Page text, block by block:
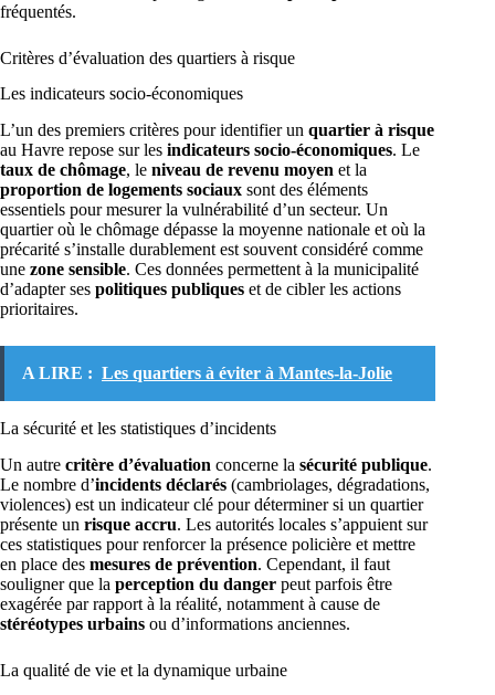
fréquentés.
Critères d’évaluation des quartiers à risque
Les indicateurs socio-économiques
L’un des premiers critères pour identifier un quartier à risque
au Havre repose sur les indicateurs socio-économiques. Le
taux de chômage, le niveau de revenu moyen et la
proportion de logements sociaux sont des éléments
essentiels pour mesurer la vulnérabilité d’un secteur. Un
quartier où le chômage dépasse la moyenne nationale et où la
précarité s’installe durablement est souvent considéré comme
une zone sensible. Ces données permettent à la municipalité
d’adapter ses politiques publiques et de cibler les actions
prioritaires.
A LIRE : Les quartiers à éviter à Mantes-la-Jolie
La sécurité et les statistiques d’incidents
Un autre critère d’évaluation concerne la sécurité publique.
Le nombre d’incidents déclarés (cambriolages, dégradations,
violences) est un indicateur clé pour déterminer si un quartier
présente un risque accru. Les autorités locales s’appuient sur
ces statistiques pour renforcer la présence policière et mettre
en place des mesures de prévention. Cependant, il faut
souligner que la perception du danger peut parfois être
exagérée par rapport à la réalité, notamment à cause de
stéréotypes urbains ou d’informations anciennes.
La qualité de vie et la dynamique urbaine